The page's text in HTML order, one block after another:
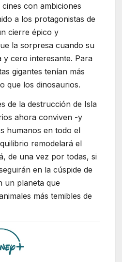
con ambiciones
a los protagonistas de
cierre épico y
la sorpresa cuando su
y cero interesante. Para
gigantes tenían más
que los dinosaurios.
de la destrucción de Isla
ahora conviven -y
humanos en todo el
remodelará el
de una vez por todas, si
en la cúspide de
un planeta que
más temibles de